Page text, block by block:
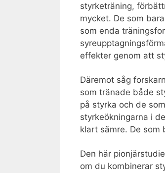
styrketräning,
mycket. De som
som enda
effekter genom att
Däremot såg
som tränade både
på styrka och de
styrkeökningarna i
klart sämre. De som
Den här
om du kombinerar